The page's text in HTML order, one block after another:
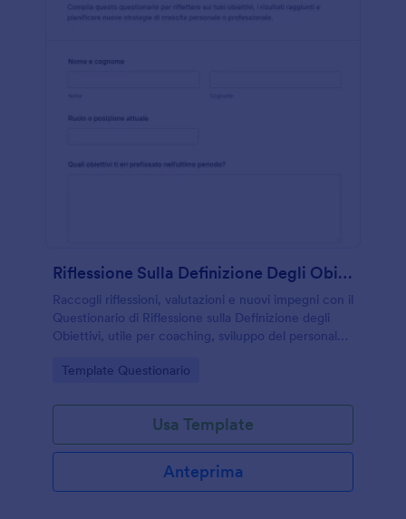
Riflessione Sulla Definizione Degli Obiettivi Questionario
Raccogli riflessioni, valutazioni e nuovi impegni con il
Questionario di Riflessione sulla Definizione degli
Obiettivi, utile per coaching, sviluppo del personale
Go to Category:
Template Questionario
Usa Template
Anteprima